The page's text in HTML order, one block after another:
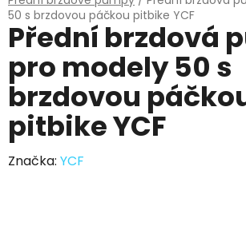
50 s brzdovou páčkou pitbike YCF
Přední brzdová
pro modely 50 s
brzdovou
pitbike YCF
Značka: YCF